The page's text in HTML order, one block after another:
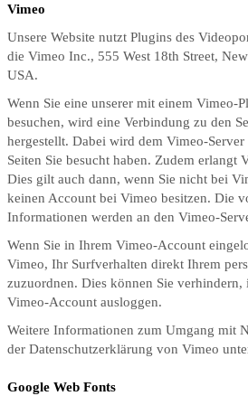
Vimeo
Unsere Website nutzt Plugins des
die Vimeo Inc., 555 West 18th Street,
USA.
Wenn Sie eine unserer mit einem Vimeo-
besuchen, wird eine Verbindung zu den
hergestellt. Dabei wird dem Vimeo-
Seiten Sie besucht haben. Zudem erlangt
Dies gilt auch dann, wenn Sie nicht bei
keinen Account bei Vimeo besitzen. Die
Informationen werden an den Vimeo-
Wenn Sie in Ihrem Vimeo-Account
Vimeo, Ihr Surfverhalten direkt Ihrem
zuzuordnen. Dies können Sie verhindern,
Vimeo-Account ausloggen.
Weitere Informationen zum Umgang mit
der Datenschutzerklärung von Vimeo
Google Web Fonts